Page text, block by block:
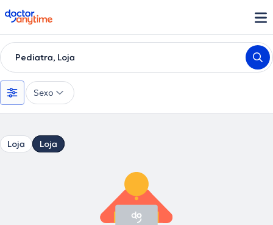
doctoranytime
Pediatra, Loja
Sexo
Loja Loja